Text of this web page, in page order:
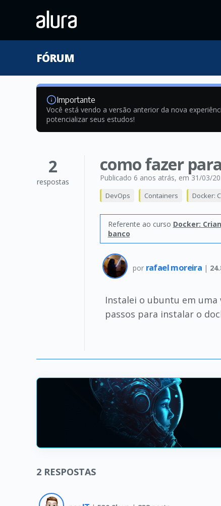
FÓRUM
Importante
Você está vendo a versão anterior da nova
potencializar seus estudos!
2
respostas
como fazer
Publicado 6 anos atrás, em 31/03/
DevOps Containers Docker:
Referente ao curso Docker:
banco
por rafael moreira |
Instalei o ubuntu em
passos para instalar o
2 RESPOSTAS